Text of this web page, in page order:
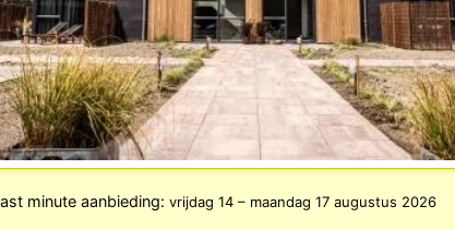
minute aanbieding: vrijdag 14– maandag 17 augustus 2026